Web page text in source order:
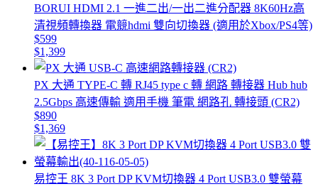
BORUI HDMI 2.1 一進二出/一出二進分配器 8K60Hz高
清視頻轉換器 電競hdmi 雙向切換器 (適用於Xbox/PS4等)
$599
$1,399
PX 大通 TYPE-C 轉 RJ45 type c 轉 網路 轉接器 Hub hub
2.5Gbps 高速傳輸 適用手機 筆電 網路孔 轉接頭 (CR2)
$890
$1,369
易控王 8K 3 Port DP KVM切換器 4 Port USB3.0 雙螢幕